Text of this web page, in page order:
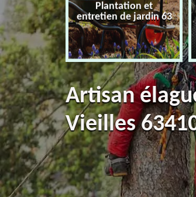
63
Plantation et
entretien de jardin 63
Artisan
Vieilles